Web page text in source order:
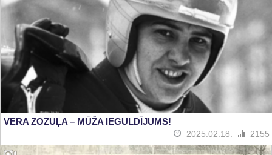
VERA ZOZUĻA – MŪŽA IEGULDĪJUMS!
2025.02.18. 2155